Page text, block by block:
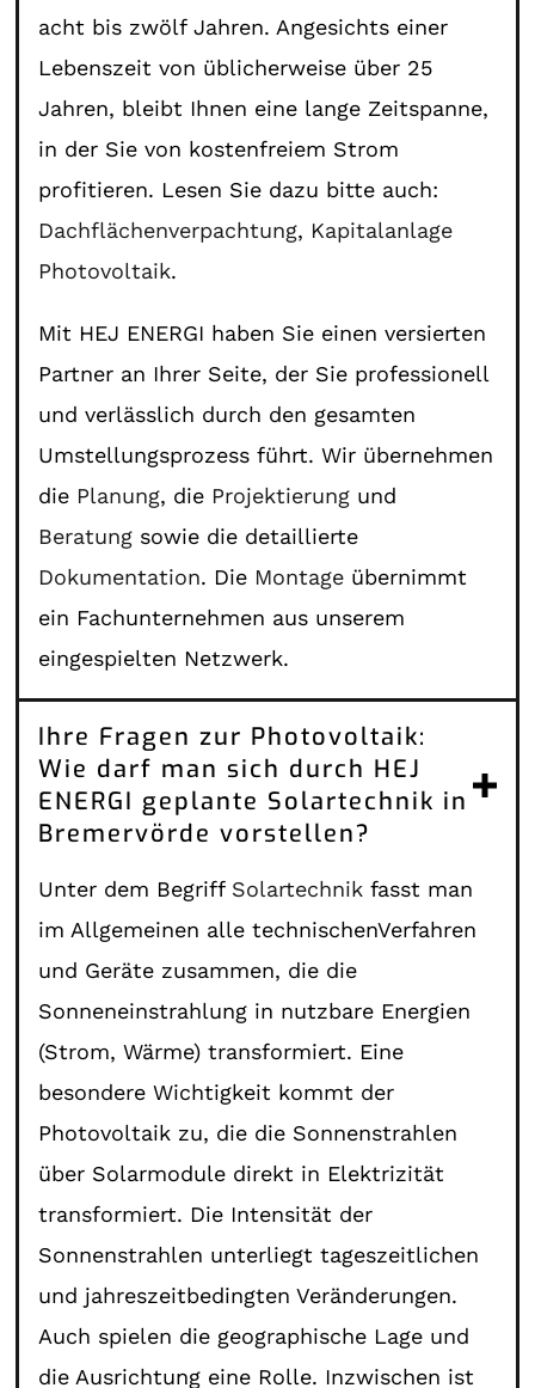
acht bis zwölf Jahren. Angesichts einer
Lebenszeit von üblicherweise über 25
Jahren, bleibt Ihnen eine lange Zeitspanne,
in der Sie von kostenfreiem Strom
profitieren. Lesen Sie dazu bitte auch:
Dachflächenverpachtung, Kapitalanlage
Photovoltaik.
Mit HEJ ENERGI haben Sie einen versierten
Partner an Ihrer Seite, der Sie professionell
und verlässlich durch den gesamten
Umstellungsprozess führt. Wir übernehmen
die Planung, die Projektierung und
Beratung sowie die detaillierte
Dokumentation. Die Montage übernimmt
ein Fachunternehmen aus unserem
eingespielten Netzwerk.
Ihre Fragen zur Photovoltaik:
Wie darf man sich durch HEJ
ENERGI geplante Solartechnik in
Bremervörde vorstellen?
Unter dem Begriff Solartechnik fasst man
im Allgemeinen alle technischenVerfahren
und Geräte zusammen, die die
Sonneneinstrahlung in nutzbare Energien
(Strom, Wärme) transformiert. Eine
besondere Wichtigkeit kommt der
Photovoltaik zu, die die Sonnenstrahlen
über Solarmodule direkt in Elektrizität
transformiert. Die Intensität der
Sonnenstrahlen unterliegt tageszeitlichen
und jahreszeitbedingten Veränderungen.
Auch spielen die geographische Lage und
die Ausrichtung eine Rolle. Inzwischen ist